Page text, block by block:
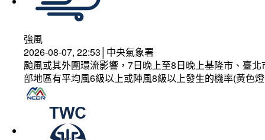
強風
2026-08-07, 22:53│中央氣象署
颱風或其外圍環流影響，7日晚上至8日晚上基隆市、臺
部地區有平均風6級以上或陣風8級以上發生的機率(黃色